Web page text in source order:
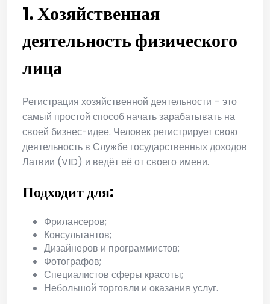
1. Хозяйственная
деятельность физического
лица
Регистрация хозяйственной деятельности – это
самый простой способ начать зарабатывать на
своей бизнес-идее. Человек регистрирует свою
деятельность в Службе государственных доходов
Латвии (VID) и ведёт её от своего имени.
Подходит для:
Фрилансеров;
Консультантов;
Дизайнеров и программистов;
Фотографов;
Специалистов сферы красоты;
Небольшой торговли и оказания услуг.